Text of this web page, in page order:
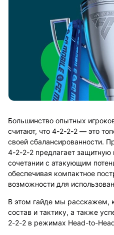
Большинство опытных
считают, что 4-2-2-2 — это
своей сбалансированности.
4-2-2-2 предлагает
сочетании с атакующим
обеспечивая компактное
возможности для
В этом гайде мы расскажем,
состав и тактику, а также
2-2-2 в режимах Head-to-